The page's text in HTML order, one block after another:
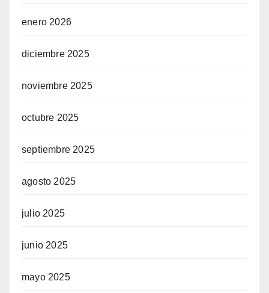
enero 2026
diciembre 2025
noviembre 2025
octubre 2025
septiembre 2025
agosto 2025
julio 2025
junio 2025
mayo 2025